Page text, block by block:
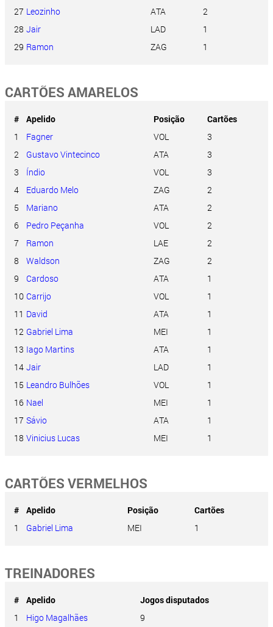
27 Leozinho ATA
2
28 Jair LAD
1
29 Ramon ZAG 1
CARTÕES AMARELOS
# Apelido Posição
Cartões
1
Fagner VOL
3
2
Gustavo Vintecinco ATA
3
3
Índio VOL
3
4
Eduardo Melo ZAG
2
5
Mariano ATA
2
6
Pedro Peçanha VOL
2
7
Ramon LAE
2
8
Waldson ZAG
2
9
Cardoso ATA
1
10 Carrijo VOL
1
11 David ATA
1
12 Gabriel Lima MEI
1
13 Iago Martins ATA
1
14 Jair LAD
1
15 Leandro Bulhões VOL
1
16 Nael MEI
1
17 Sávio ATA
1
18 Vinicius Lucas MEI 1
CARTÕES VERMELHOS
# Apelido Posição
Cartões
1
Gabriel Lima MEI 1
TREINADORES
# Apelido
Jogos disputados
1
Higo Magalhães 9